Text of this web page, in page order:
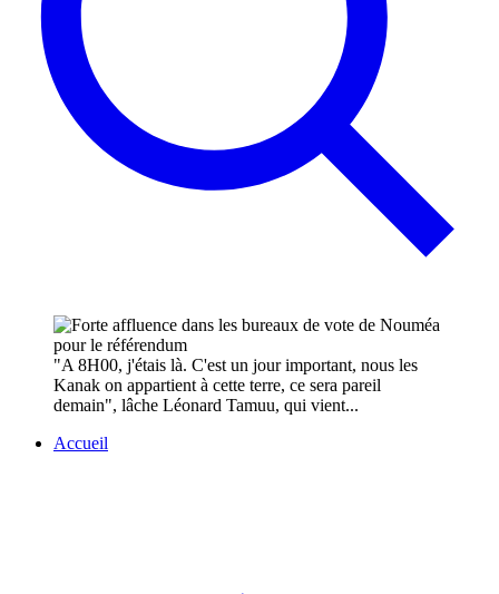
"A 8H00, j'étais là. C'est un jour important, nous les
Kanak on appartient à cette terre, ce sera pareil
demain", lâche Léonard Tamuu, qui vient...
Accueil